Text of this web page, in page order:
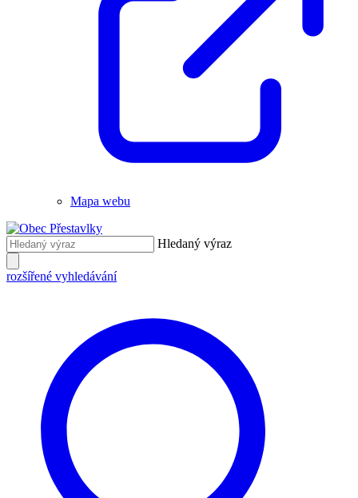
Mapa webu
Hledaný výraz
rozšířené vyhledávání